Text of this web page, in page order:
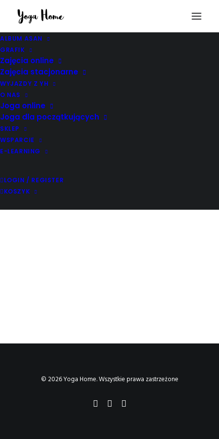
ALBUM ASAN
GRAFIK
Zajęcia online
Zajęcia stacjonarne
WYJAZDY Z YH
O NAS
Joga online
Joga dla początkujących
SKLEP
WSPARCIE
E-LEARNING
LOGIN / REGISTER
KOSZYK
© 2026 Yoga Home. Wszystkie prawa zastrzeżone